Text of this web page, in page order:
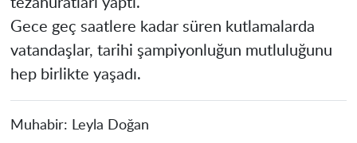
Gece geç saatlere kadar süren kutlamalarda
vatandaşlar, tarihi şampiyonluğun mutluluğunu
hep birlikte yaşadı.
Muhabir: Leyla Doğan